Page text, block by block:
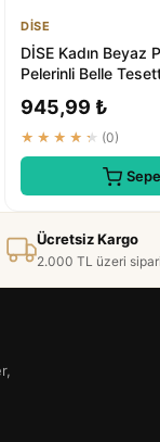
DİSE
DİSE Kadın Beyaz
Pelerinli Belle
945,99 ₺
★★★★★ (0)
Ücretsiz Kargo
2.000 TL üzeri